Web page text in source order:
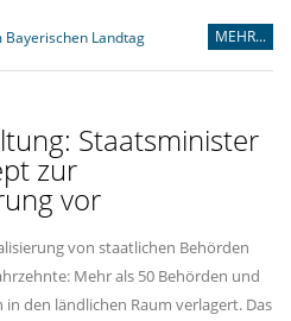
Bayerischen Landtag MEHR...
Staatsminister
zur
vor
von staatlichen Behörden
Mehr als 50 Behörden und
den ländlichen Raum verlagert. Das